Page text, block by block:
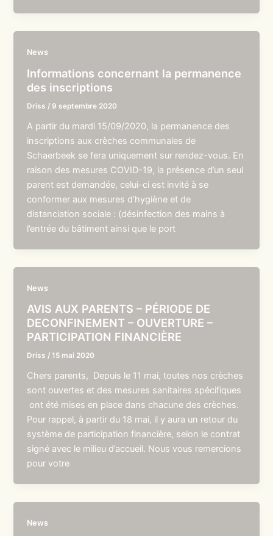
News
Informations concernant la permanence
des inscriptions
Driss / 9 septembre 2020
A partir du mardi 15/09/2020, la permanence des
inscriptions aux crèches communales de
Schaerbeek se fera uniquement sur rendez-vous. En
raison des mesures COVID-19, la présence d’un seul
parent est demandée, celui-ci est invité à se
conformer aux mesures d’hygiène et de
distanciation sociale : (désinfection des mains à
l’entrée du bâtiment ainsi que le port
News
AVIS AUX PARENTS – PÉRIODE DE
DECONFINEMENT – OUVERTURE –
PARTICIPATION FINANCIÈRE
Driss /15 mai 2020
Chers parents, Depuis le 11 mai, toutes nos crèches
sont ouvertes et des mesures sanitaires spécifiques
ont été mises en place dans chacune des crèches.
Pour rappel, à partir du 18 mai, il y aura un retour du
système de participation financière, selon le contrat
signé avec le milieu d’accueil. Nous vous remercions
pour votre
News